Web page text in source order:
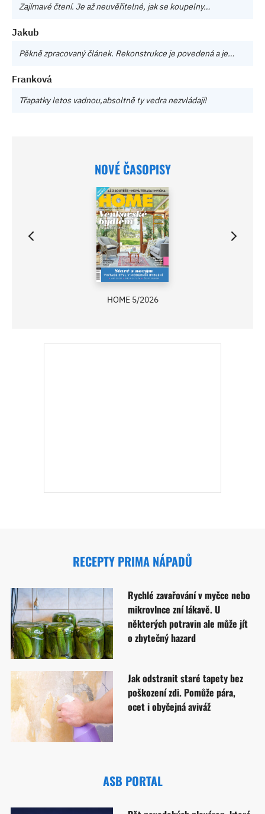
Zajímavé čtení. Je až neuvěřitelné, jak se koupelny…
Jakub
Pěkně zpracovaný článek. Rekonstrukce je povedená a je…
Franková
Třapatky letos vadnou,absoltně ty vedra nezvládají!
NOVÉ ČASOPISY
HOME 5/2026
RECEPTY PRIMA NÁPADŮ
Rychlé zavařování v myčce nebo
mikrovlnce zní lákavě. U
některých potravin ale může jít
o zbytečný hazard
Jak odstranit staré tapety bez
poškození zdi. Pomůže pára,
ocet i obyčejná aviváž
ASB PORTAL